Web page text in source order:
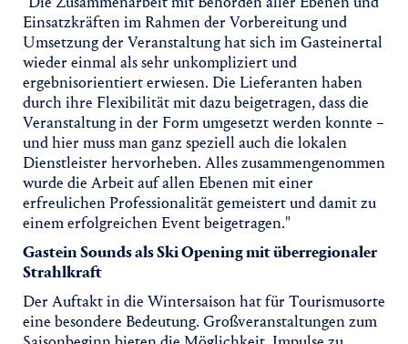
Einsatzkräften im Rahmen der Vorbereitung und
Umsetzung der Veranstaltung hat sich im Gasteinertal
wieder einmal als sehr unkompliziert und
ergebnisorientiert erwiesen. Die Lieferanten haben
durch ihre Flexibilität mit dazu beigetragen, dass die
Veranstaltung in der Form umgesetzt werden konnte –
und hier muss man ganz speziell auch die lokalen
Dienstleister hervorheben. Alles zusammengenommen
wurde die Arbeit auf allen Ebenen mit einer
erfreulichen Professionalität gemeistert und damit zu
einem erfolgreichen Event beigetragen."
Gastein Sounds als Ski Opening mit überregionaler
Strahlkraft
Der Auftakt in die Wintersaison hat für Tourismusorte
eine besondere Bedeutung. Großveranstaltungen zum